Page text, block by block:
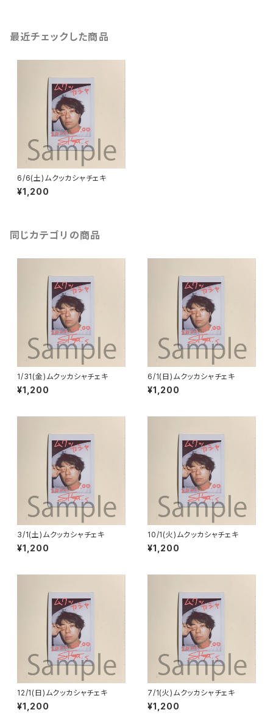
最近チェックした商品
6/6(土)ムクッカシャチェキ
¥1,200
同じカテゴリの商品
1/31(金)ムクッカシャチェキ
¥1,200
6/1(日)ムクッカシャチェキ
¥1,200
3/1(土)ムクッカシャチェキ
¥1,200
10/1(火)ムクッカシャチェキ
¥1,200
12/1(日)ムクッカシャチェキ
¥1,200
7/1(火)ムクッカシャチェキ
¥1,200